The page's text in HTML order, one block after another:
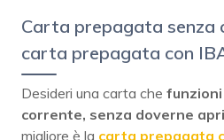
Carta prepagata senza
carta prepagata con
Desideri una carta che funzioni
corrente, senza doverne
migliore è la carta prepagata